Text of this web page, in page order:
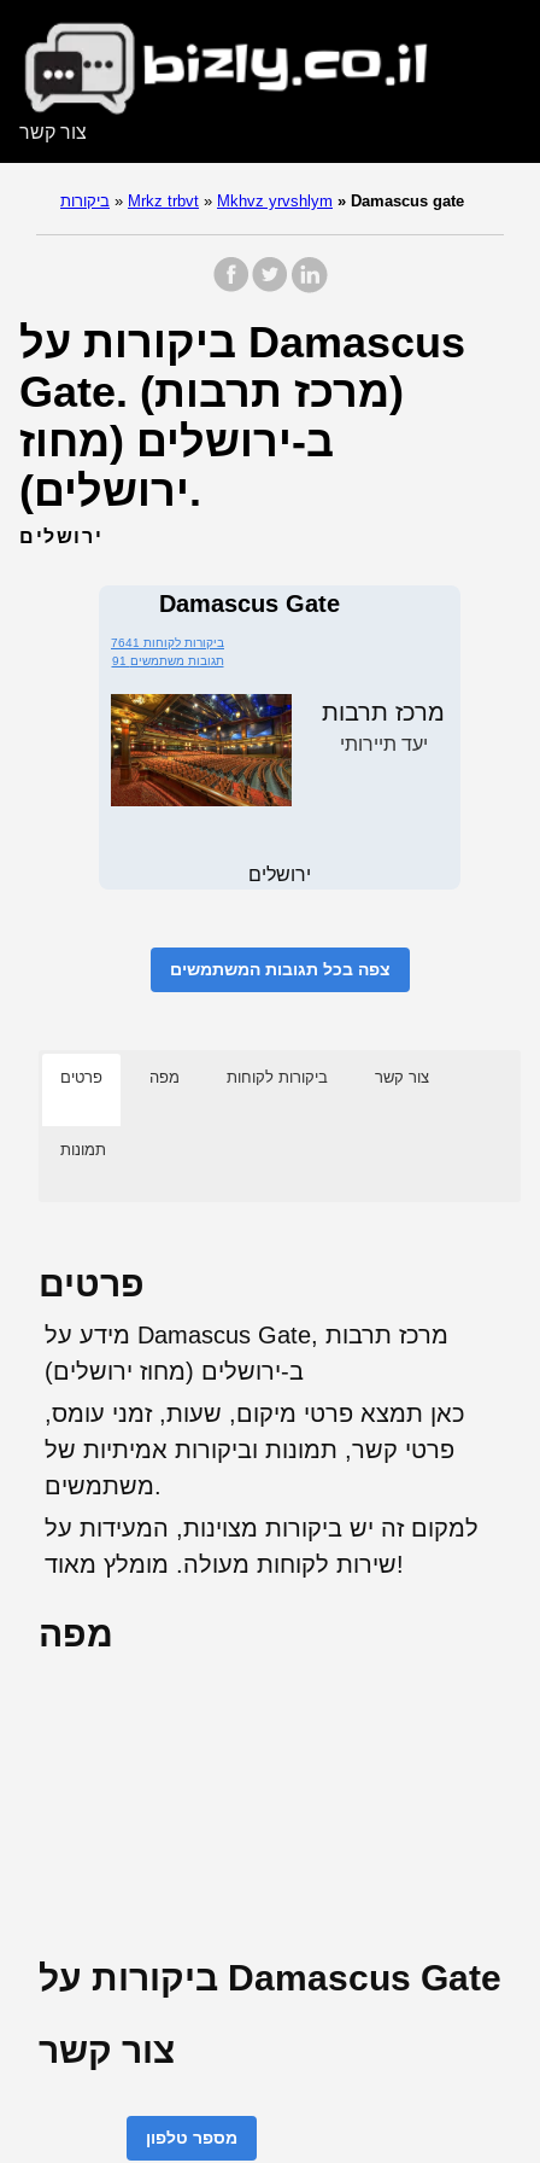
צור קשר
ביקורות » Mrkz trbvt » Mkhvz yrvshlym » Damascus gate
ביקורות על Damascus
Gate. (מרכז תרבות)
ב-ירושלים (מחוז
ירושלים).
ירושלים
Damascus Gate
7641 ביקורות לקוחות
91 תגובות משתמשים
מרכז תרבות
יעד תיירותי
ירושלים
צפה בכל תגובות המשתמשים
פרטים מפה ביקורות לקוחות צור קשר
תמונות
פרטים
מידע על Damascus Gate, מרכז תרבות
ב-ירושלים (מחוז ירושלים)
כאן תמצא פרטי מיקום, שעות, זמני עומס,
פרטי קשר, תמונות וביקורות אמיתיות של
משתמשים.
למקום זה יש ביקורות מצוינות, המעידות על
שירות לקוחות מעולה. מומלץ מאוד!
מפה
ביקורות על Damascus Gate
צור קשר
מספר טלפון